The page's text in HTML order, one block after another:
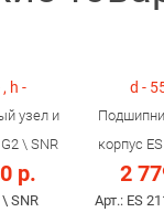
h -
узел и
\ SNR
р.
\ SNR
d -
корпус
2
Арт.: ES